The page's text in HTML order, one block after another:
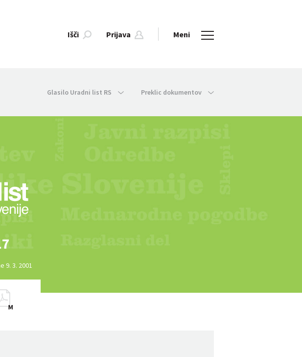
Išči Prijava Meni
Glasilo Uradni list RS Preklic dokumentov
9. 3. 2001